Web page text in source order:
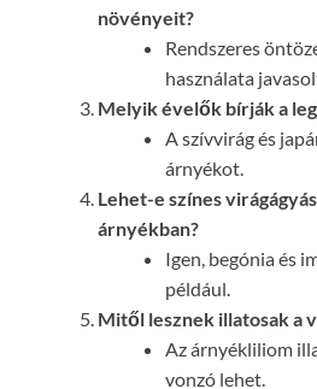
növényeit?
Rendszeres
használata
Melyik évelők bírják a
A szívvirág és
árnyékot.
Lehet-e színes
árnyékban?
Igen, begónia és
például.
Mitől lesznek illatosak a
Az árnyékliliom
vonzó lehet.